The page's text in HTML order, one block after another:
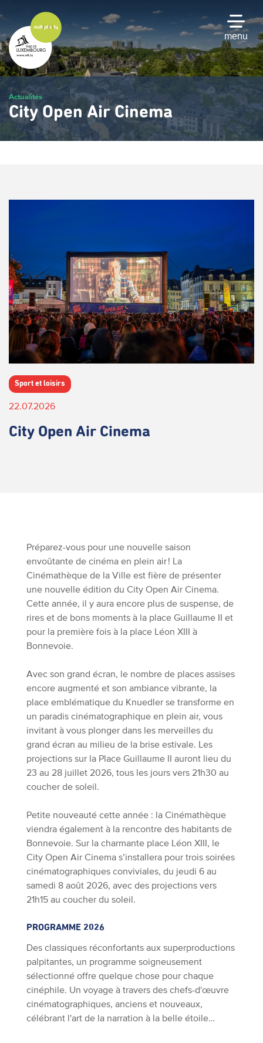
contenu
principal
menu
Actualités
City Open Air Cinema
Sport et loisirs
22.07.2026
City Open Air Cinema
Préparez-vous pour une nouvelle saison
envoûtante de cinéma en plein air ! La
Cinémathèque de la Ville est fière de présenter
une nouvelle édition du City Open Air Cinema.
Cette année, il y aura encore plus de suspense, de
rires et de bons moments à la place Guillaume II et
pour la première fois à la place Léon XIII à
Bonnevoie.
Avec son grand écran, le nombre de places assises
encore augmenté et son ambiance vibrante, la
place emblématique du Knuedler se transforme en
un paradis cinématographique en plein air, vous
invitant à vous plonger dans les merveilles du
grand écran au milieu de la brise estivale. Les
projections sur la Place Guillaume II auront lieu du
23 au 28 juillet 2026, tous les jours vers 21h30 au
coucher de soleil.
Petite nouveauté cette année : la Cinémathèque
viendra également à la rencontre des habitants de
Bonnevoie. Sur la charmante place Léon XIII, le
City Open Air Cinema s’installera pour trois soirées
cinématographiques conviviales, du jeudi 6 au
samedi 8 août 2026, avec des projections vers
21h15 au coucher du soleil.
PROGRAMME 2026
Des classiques réconfortants aux superproductions
palpitantes, un programme soigneusement
sélectionné offre quelque chose pour chaque
cinéphile. Un voyage à travers des chefs-d'œuvre
cinématographiques, anciens et nouveaux,
célébrant l'art de la narration à la belle étoile…